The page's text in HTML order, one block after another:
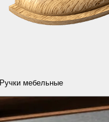
Ручки мебельные